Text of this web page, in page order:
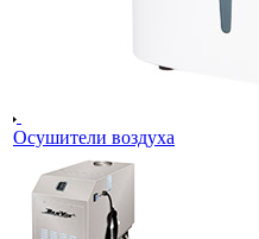
Осушители воздуха